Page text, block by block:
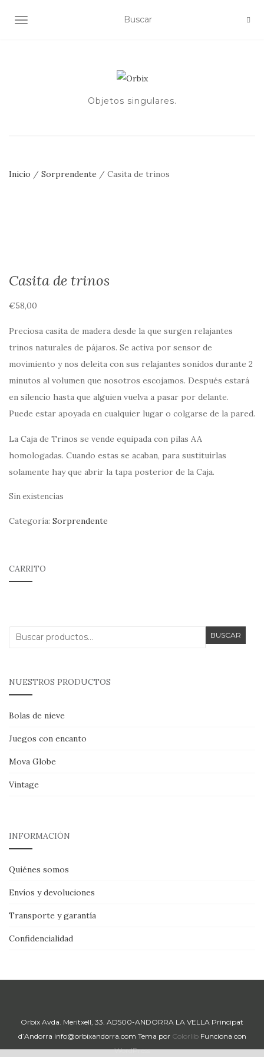
ALTERNAR NAVEGACIÓN
Objetos singulares.
Inicio / Sorprendente / Casita de trinos
Casita de trinos
€58,00
Preciosa casita de madera desde la que surgen relajantes
trinos naturales de pájaros. Se activa por sensor de
movimiento y nos deleita con sus relajantes sonidos durante 2
minutos al volumen que nosotros escojamos. Después estará
en silencio hasta que alguien vuelva a pasar por delante.
Puede estar apoyada en cualquier lugar o colgarse de la pared.
La Caja de Trinos se vende equipada con pilas AA
homologadas. Cuando estas se acaban, para sustituirlas
solamente hay que abrir la tapa posterior de la Caja.
Sin existencias
Categoría: Sorprendente
CARRITO
Buscar
BUSCAR
NUESTROS PRODUCTOS
Bolas de nieve
Juegos con encanto
Mova Globe
Vintage
INFORMACIÓN
Quiénes somos
Envíos y devoluciones
Transporte y garantía
Confidencialidad
Orbix Avda. Meritxell, 33. AD500-ANDORRA LA VELLA Principat
d’Andorra info@orbixandorra.com Tema por ColorlibFunciona con
WordPress